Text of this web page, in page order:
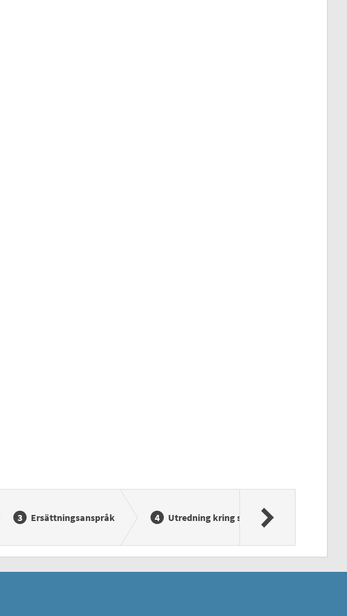
Ersättningsanspråk Utredning kring skadan